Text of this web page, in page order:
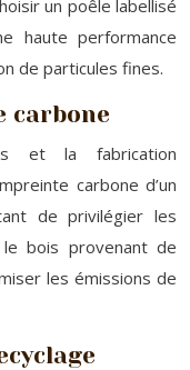
un poêle labellisé
haute performance
de particules fines.
carbone
et la fabrication
carbone d’un
de privilégier les
le bois provenant de
les émissions de